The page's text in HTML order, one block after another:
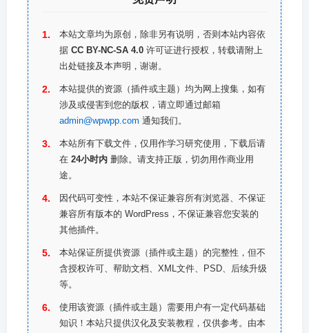
本站文章均为原创，除非另有说明，否则本站内容依
据 CC BY-NC-SA 4.0 许可证进行授权，转载请附上
出处链接及本声明，谢谢。
本站提供的资源（插件或主题）均为网上搜集，如有
涉及或侵害到您的版权，请立即通过邮箱
admin@wpwpp.com 通知我们。
本站所有下载文件，仅用作学习研究使用，下载后请
在 24小时内 删除。请支持正版，切勿用作商业用
途。
因代码可变性，本站不保证兼容所有浏览器、不保证
兼容所有版本的 WordPress，不保证兼容您安装的
其他插件。
本站保证所提供资源（插件或主题）的完整性，但不
含授权许可、帮助文档、XML文件、PSD、后续升级
等。
使用该资源（插件或主题）需要用户有一定代码基础
知识！本站只提供汉化及安装教程，仅供参考。由本